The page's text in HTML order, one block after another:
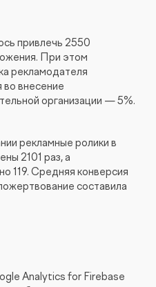
привлечь 2550
При этом
рекламодателя
во внесение
организации — 5%.
рекламные ролики в
2101 раз, а
119. Средняя конверсия
составила
Analytics for Firebase